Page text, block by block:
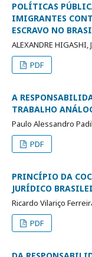
POLÍTICAS
IMIGRANTES
ESCRAVO NO
ALEXANDRE HIGASHI,
PDF
A
TRABALHO
Paulo Alessandro
PDF
PRINCÍPIO DA
JURÍDICO
Ricardo Vilariço
PDF